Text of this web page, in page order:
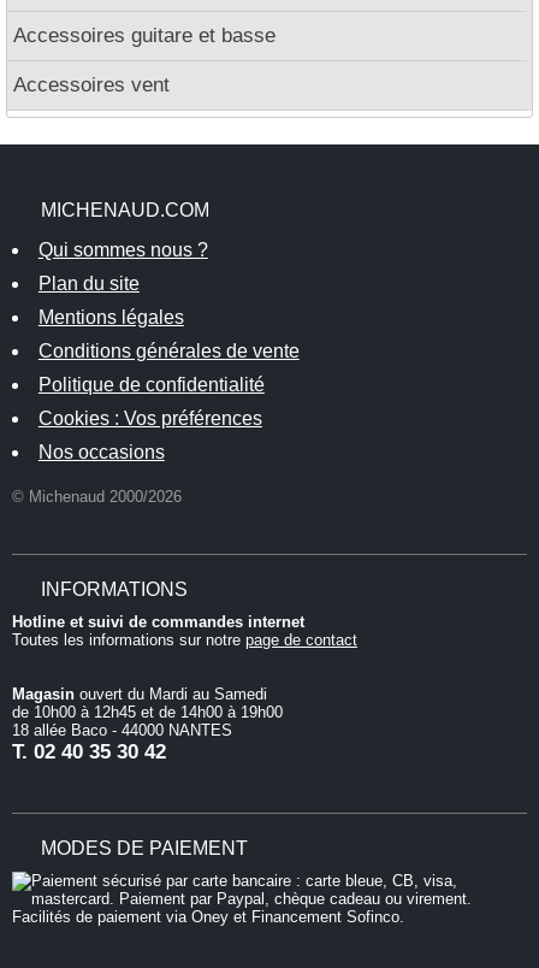
Accessoires guitare et basse
Accessoires vent
MICHENAUD.COM
Qui sommes nous ?
Plan du site
Mentions légales
Conditions générales de vente
Politique de confidentialité
Cookies : Vos préférences
Nos occasions
© Michenaud 2000/2026
INFORMATIONS
Hotline et suivi de commandes internet
Toutes les informations sur notre page de contact
Magasin ouvert du Mardi au Samedi
de 10h00 à 12h45 et de 14h00 à 19h00
18 allée Baco - 44000 NANTES
T. 02 40 35 30 42
MODES DE PAIEMENT